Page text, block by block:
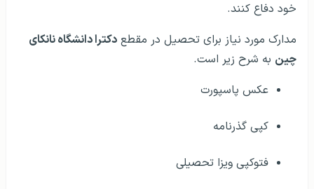
خود دفاع کنند.
مدارک مورد نیاز برای تحصیل در مقطع دکترا دانشگاه نانکای
چین به شرح زیر است.
عکس پاسپورت
کپی گذرنامه
فتوکپی ویزا تحصیلی